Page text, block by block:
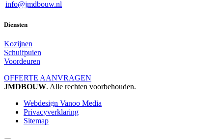
info@jmdbouw.nl
Diensten
Kozijnen
Schuifpuien
Voordeuren
OFFERTE AANVRAGEN
JMDBOUW. Alle rechten voorbehouden.
Webdesign Vanoo Media
Privacyverklaring
Sitemap